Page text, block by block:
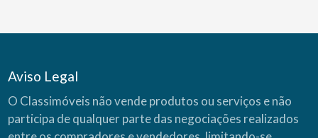
Aviso Legal
O Classimóveis não vende produtos ou serviços e não
participa de qualquer parte das negociações realizados